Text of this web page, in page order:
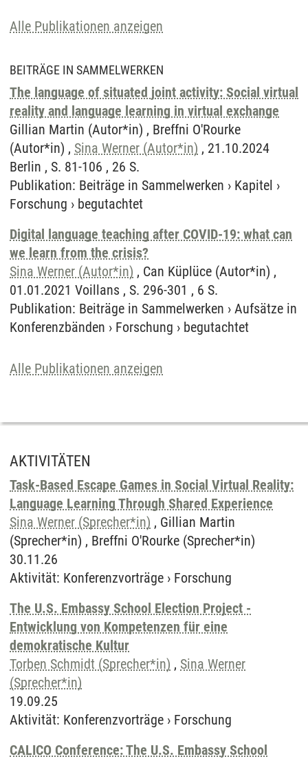
Alle Publikationen anzeigen
BEITRÄGE IN SAMMELWERKEN
The language of situated joint activity: Social virtual
reality and language learning in virtual exchange
Gillian Martin (Autor*in) , Breffni O'Rourke
(Autor*in) , Sina Werner (Autor*in) , 21.10.2024
Berlin , S. 81-106 , 26 S.
Publikation: Beiträge in Sammelwerken › Kapitel ›
Forschung › begutachtet
Digital language teaching after COVID-19: what can
we learn from the crisis?
Sina Werner (Autor*in) , Can Küplüce (Autor*in) ,
01.01.2021 Voillans , S. 296-301 , 6 S.
Publikation: Beiträge in Sammelwerken › Aufsätze in
Konferenzbänden › Forschung › begutachtet
Alle Publikationen anzeigen
AKTIVITÄTEN
Task-Based Escape Games in Social Virtual Reality:
Language Learning Through Shared Experience
Sina Werner (Sprecher*in) , Gillian Martin
(Sprecher*in) , Breffni O'Rourke (Sprecher*in)
30.11.26
Aktivität: Konferenzvorträge › Forschung
The U.S. Embassy School Election Project -
Entwicklung von Kompetenzen für eine
demokratische Kultur
Torben Schmidt (Sprecher*in) , Sina Werner
(Sprecher*in)
19.09.25
Aktivität: Konferenzvorträge › Forschung
CALICO Conference: The U.S. Embassy School